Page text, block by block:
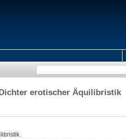
erotischer Äquilibristik